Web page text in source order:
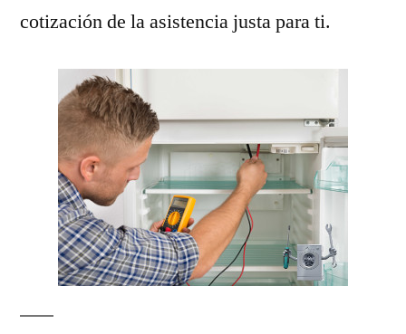
cotización de la asistencia justa para ti.